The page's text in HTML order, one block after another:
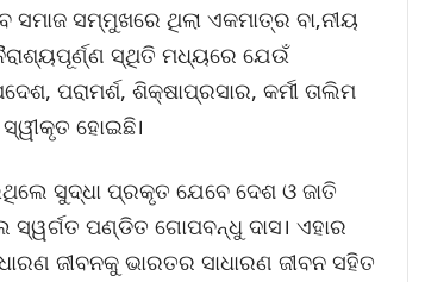
ସମ୍ମୁଖରେ ଥିଲା ଏକମାତ୍ର ବା‚ନୀୟ
ସ୍ଥିତି ମଧ୍ୟରେ ଯେଉଁ
ପରାମର୍ଶ, ଶିକ୍ଷାପ୍ରସାର, କର୍ମୀ ତାଲିମ
ହୋଇଛି।
ସୁଦ୍ଧା ପ୍ରକୃତ ଯେବେ ଦେଶ ଓ ଜାତି
ସ୍ୱର୍ଗତ ପଣ୍ଡିତ ଗୋପବନ୍ଧୁ ଦାସ। ଏହାର
ଜୀବନକୁ ଭାରତର ସାଧାରଣ ଜୀବନ ସହିତ